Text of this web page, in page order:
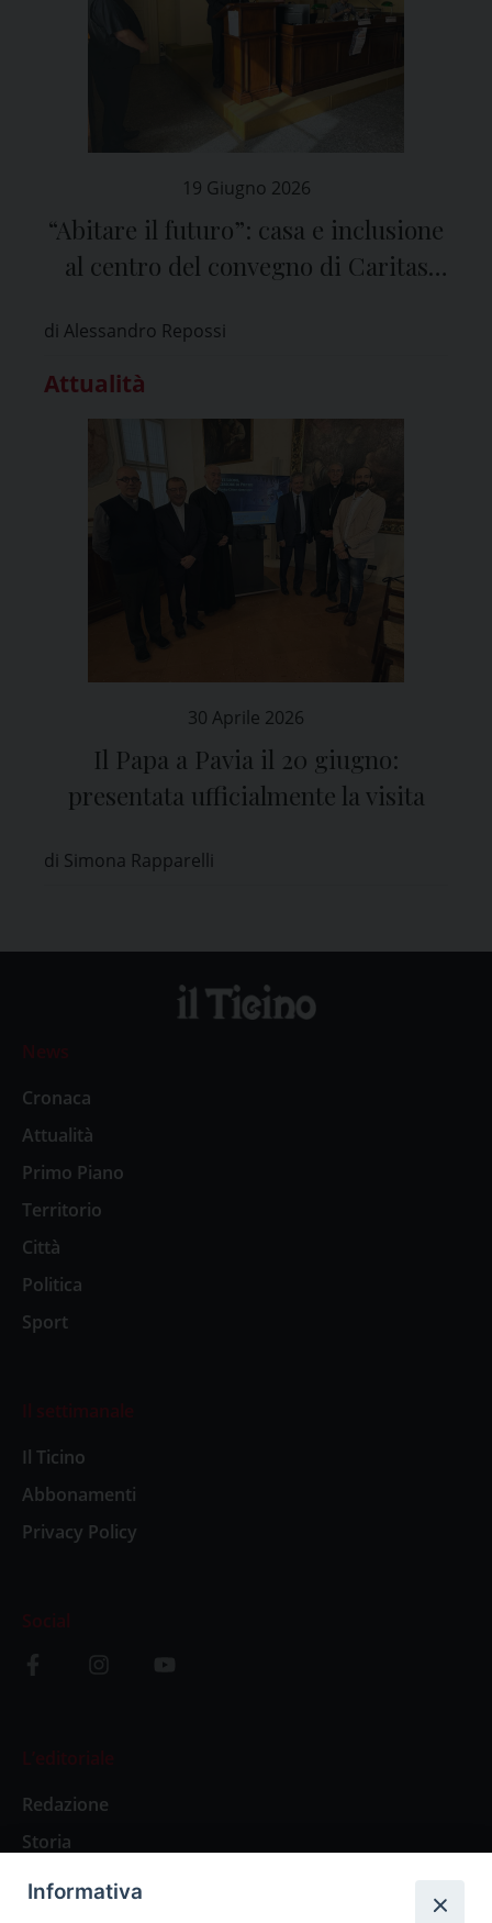
19 Giugno 2026
“Abitare il futuro”: casa e inclusione
al centro del convegno di Caritas
di Alessandro Repossi
Attualità
30 Aprile 2026
Il Papa a Pavia il 20 giugno:
presentata ufficialmente la visita
di Simona Rapparelli
News
Cronaca
Attualità
Primo Piano
Territorio
Città
Politica
Sport
Il settimanale
Il Ticino
Abbonamenti
Privacy Policy
Social
L’editoriale
Redazione
Storia
Informativa